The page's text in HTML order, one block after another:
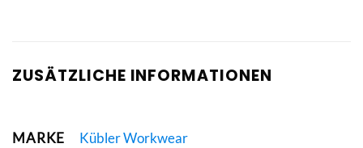
ZUSÄTZLICHE INFORMATIONEN
MARKE Kübler Workwear